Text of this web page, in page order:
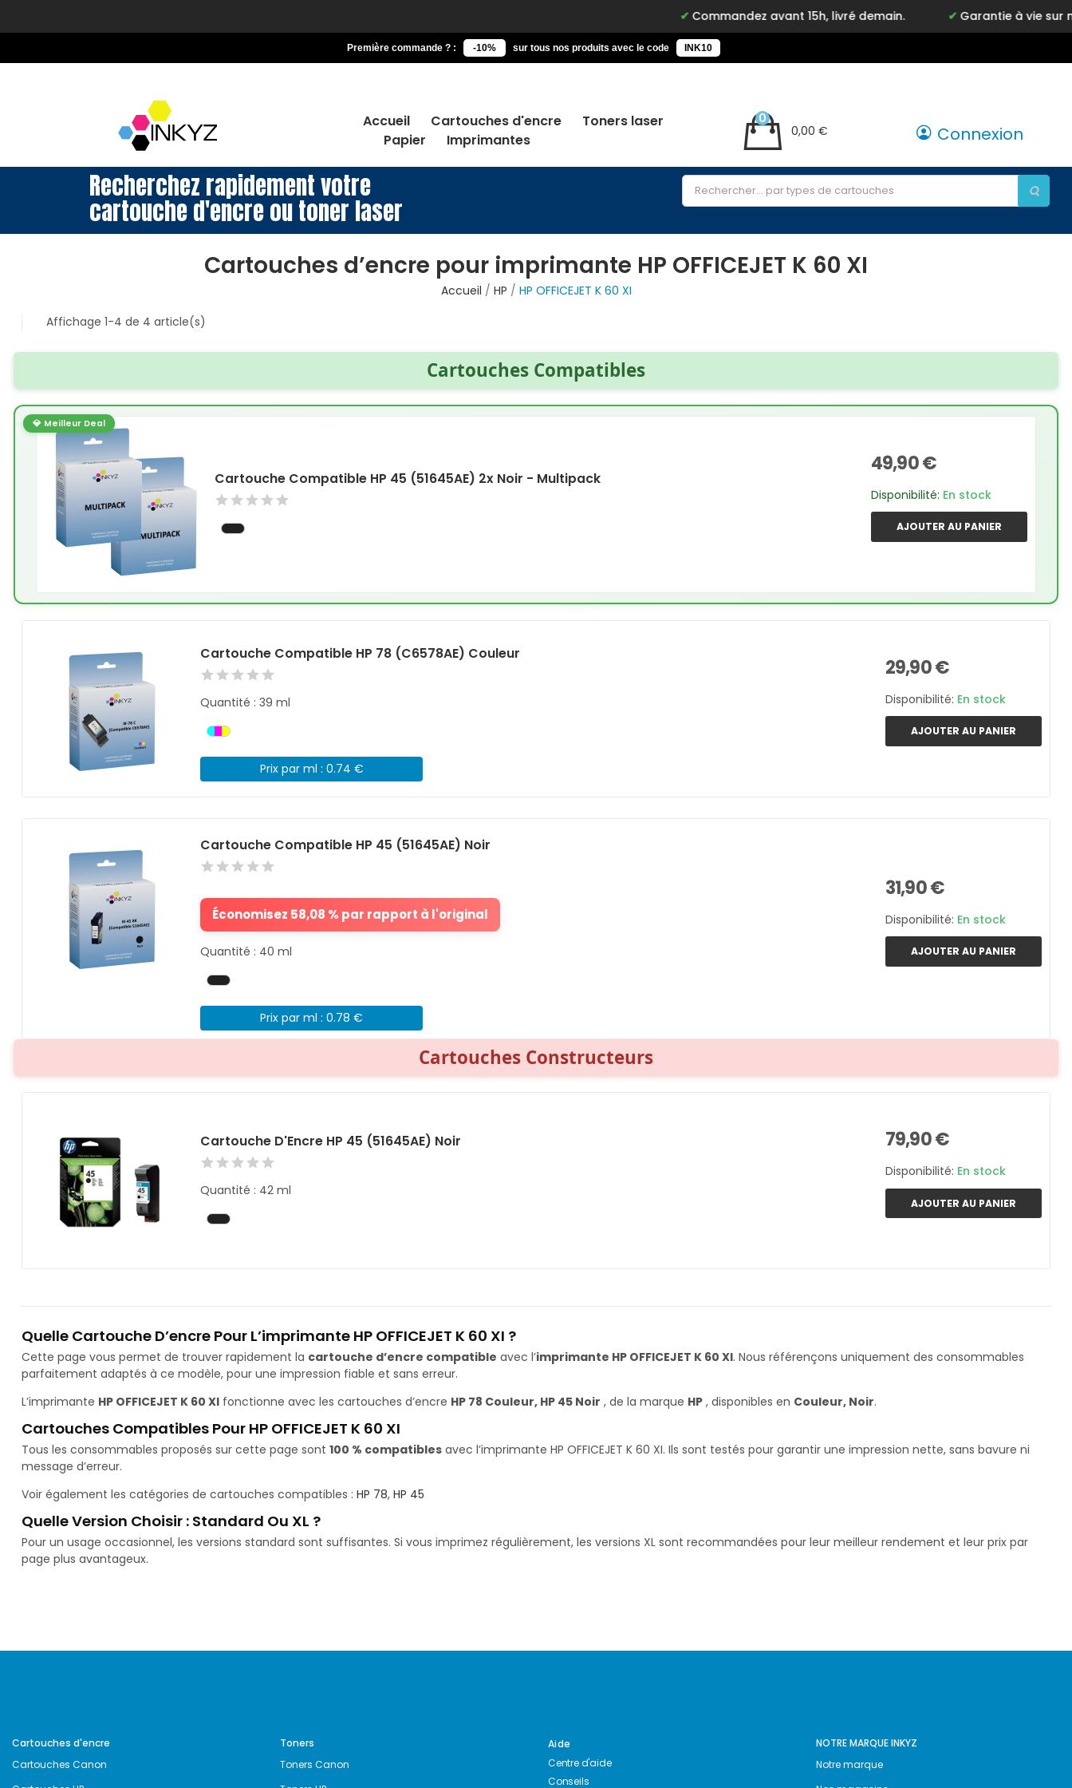
Commandez avant 15h, livré demain. Garantie à vie sur notre
Première commande ? : -10% sur tous nos produits avec le code INK10
Accueil Cartouches d'encre
Toners laser
Papier
Imprimantes
0,00 €
0
Connexion
Recherchez rapidement votre
cartouche d'encre ou toner laser
Cartouches d’encre pour imprimante HP OFFICEJET K 60 XI
Accueil HP
HP OFFICEJET K 60 XI
Affichage 1-4 de 4 article(s)
Cartouches Compatibles
💎 Meilleur Deal
Cartouche Compatible HP 45 (51645AE) 2x Noir - Multipack
49,90 €
Disponibilité: En stock
AJOUTER AU PANIER
Cartouche Compatible HP 78 (C6578AE) Couleur
Quantité : 39 ml
Prix par ml : 0.74 €
29,90 €
Disponibilité: En stock
AJOUTER AU PANIER
Cartouche Compatible HP 45 (51645AE) Noir
Économisez 58,08 % par rapport à l'original
Quantité : 40 ml
Prix par ml : 0.78 €
31,90 €
Disponibilité: En stock
AJOUTER AU PANIER
Cartouches Constructeurs
Cartouche D'Encre HP 45 (51645AE) Noir
Quantité : 42 ml
79,90 €
Disponibilité: En stock
AJOUTER AU PANIER
Quelle Cartouche D’encre Pour L’imprimante HP OFFICEJET K 60 XI ?
Cette page vous permet de trouver rapidement la cartouche d’encre compatible avec l’imprimante HP OFFICEJET K 60 XI. Nous référençons uniquement des consommables
parfaitement adaptés à ce modèle, pour une impression fiable et sans erreur.
L’imprimante HP OFFICEJET K 60 XI fonctionne avec les cartouches d’encre HP 78 Couleur, HP 45 Noir , de la marque HP , disponibles en Couleur, Noir.
Cartouches Compatibles Pour HP OFFICEJET K 60 XI
Tous les consommables proposés sur cette page sont 100 % compatibles avec l’imprimante HP OFFICEJET K 60 XI. Ils sont testés pour garantir une impression nette, sans bavure ni
message d’erreur.
Voir également les catégories de cartouches compatibles : HP 78, HP 45
Quelle Version Choisir : Standard Ou XL ?
Pour un usage occasionnel, les versions standard sont suffisantes. Si vous imprimez régulièrement, les versions XL sont recommandées pour leur meilleur rendement et leur prix par
page plus avantageux.
Cartouches d'encre
Cartouches Canon
Toners
Toners Canon
Aide
Centre d'aide
Conseils
NOTRE MARQUE INKYZ
Notre marque